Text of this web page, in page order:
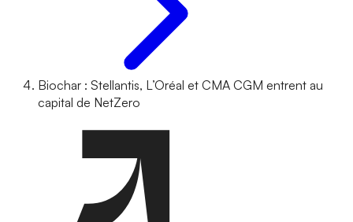
Biochar : Stellantis, L’Oréal et CMA CGM entrent au
capital de NetZero